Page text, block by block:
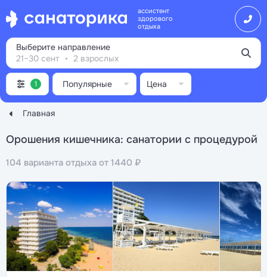
ассистент
здорового
отдыха
Главная
Выберите направление
21–30 сент
2 взрослых
Орошения кишечника: санатории с процедурой
104 варианта отдыха от 1440 ₽
1 Популярные Цена